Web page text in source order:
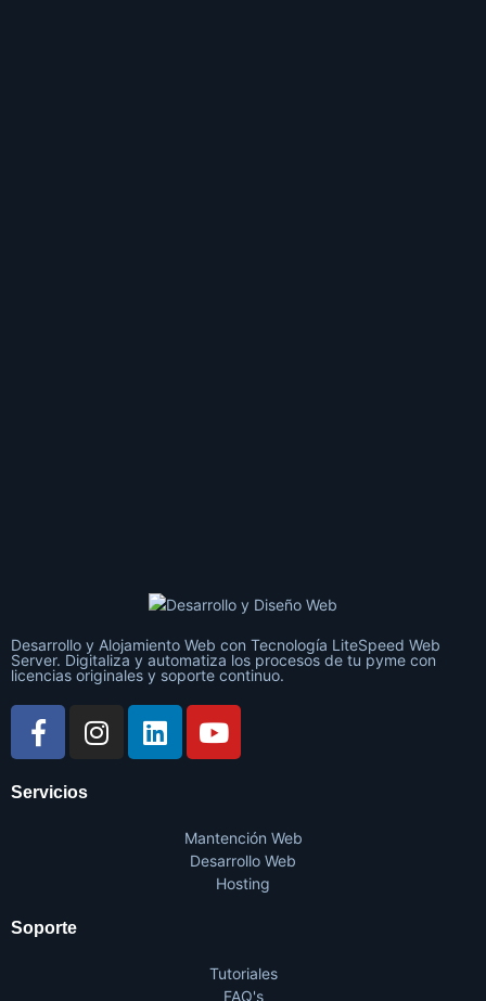
Desarrollo y Alojamiento Web con Tecnología LiteSpeed Web
Server. Digitaliza y automatiza los procesos de tu pyme con
licencias originales y soporte continuo.
Servicios
Mantención Web
Desarrollo Web
Hosting
Soporte
Tutoriales
FAQ's